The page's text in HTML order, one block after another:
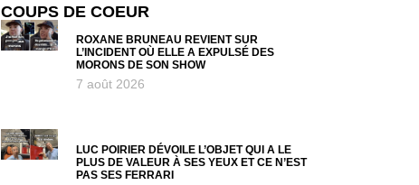
COUPS DE COEUR
ROXANE BRUNEAU REVIENT SUR
L’INCIDENT OÙ ELLE A EXPULSÉ DES
MORONS DE SON SHOW
7 août 2026
LUC POIRIER DÉVOILE L’OBJET QUI A LE
PLUS DE VALEUR À SES YEUX ET CE N’EST
PAS SES FERRARI